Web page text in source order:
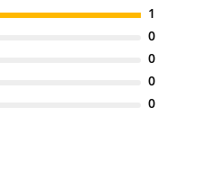
1
0
0
0
0